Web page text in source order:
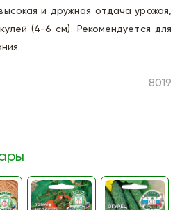
и дружная отдача урожая,
(4-6 см). Рекомендуется для
8019